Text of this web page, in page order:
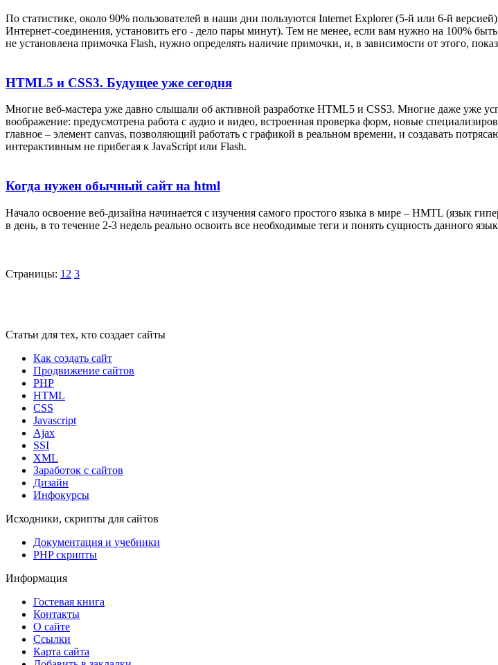
По статистике, около 90% пользователей в наши дни пользуются Internet Explorer (5-й или 6-й
Интернет-соединения, установить его - дело пары минут). Тем не менее, если вам нужно на 100%
не установлена примочка Flash, нужно определять наличие примочки, и, в зависимости от этого,
HTML5 и CSS3. Будущее уже сегодня
Многие веб-мастера уже давно слышали об активной разработке HTML5 и CSS3. Многие даже уже
воображение: предусмотрена работа с аудио и видео, встроенная проверка форм, новые
главное – элемент canvas, позволяющий работать с графикой в реальном времени, и создавать
интерактивным не прибегая к JavaScript или Flash.
Когда нужен обычный сайт на html
Начало освоение веб-дизайна начинается с изучения самого простого языка в мире – HMTL (язык
в день, в то течение 2-3 недель реально освоить все необходимые теги и понять сущность данного
Страницы: 1 2 3
Статьи для тех, кто создает сайты
Как создать сайт
Продвижение сайтов
PHP
HTML
CSS
Javascript
Ajax
SSI
XML
Заработок с сайтов
Дизайн
Инфокурсы
Исходники, скрипты для сайтов
Документация и учебники
PHP скрипты
Информация
Гостевая книга
Контакты
О сайте
Ссылки
Карта сайта